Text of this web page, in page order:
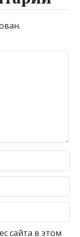
сайта в этом